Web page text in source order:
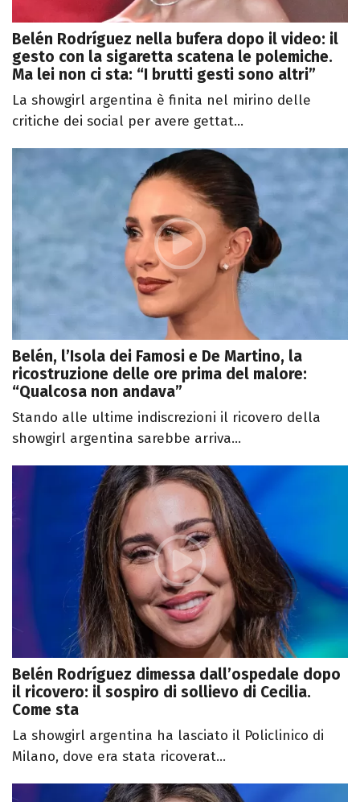
Belén Rodríguez nella bufera dopo il video: il
gesto con la sigaretta scatena le polemiche.
Ma lei non ci sta: “I brutti gesti sono altri”
La showgirl argentina è finita nel mirino delle
critiche dei social per avere gettat...
Belén, l’Isola dei Famosi e De Martino, la
ricostruzione delle ore prima del malore:
“Qualcosa non andava”
Stando alle ultime indiscrezioni il ricovero della
showgirl argentina sarebbe arriva...
Belén Rodríguez dimessa dall’ospedale dopo
il ricovero: il sospiro di sollievo di Cecilia.
Come sta
La showgirl argentina ha lasciato il Policlinico di
Milano, dove era stata ricoverat...